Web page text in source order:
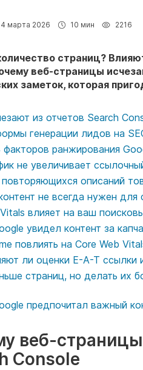
марта 2026 10 мин 2216
страниц?
веб-страницы
заметок, которая
из отчетов Search
генерации лидов на
ранжирования
не увеличивает
описаний
не всегда нужен для
влияет на ваш
увидел контент за
повлиять на Core Web
ли оценки E-A-T ссылки
страниц, но делать их
предпочитал важный
веб-
Console